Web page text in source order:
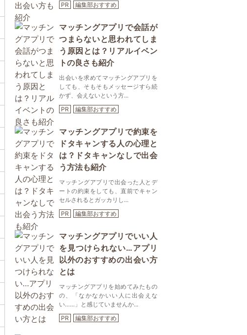
PR
編集部おすすめ
マッチングアプリで会話が
つまらないと思われてしま
う原因とは？リアルイベン
トの良さも紹介
出会いを求めてマッチングアプリを
しても、そもそもメッセージすら続
かず、会えないという方...
PR
編集部おすすめ
マッチングアプリで約束を
ドタキャンする人の心理と
は？ドタキャンなしで出会
う方法も紹介
マッチングアプリで出会った人とデ
ートの約束をしても、直前でキャン
セルされるとガッカリし...
PR
編集部おすすめ
マッチングアプリでいい人
を見つけられない…アプリ
以外のおすすめの出会い方
とは
マッチングアプリを始めてみたもの
の、「なかなかいい人に出会えな
い……」と感じていませんか...
PR
編集部おすすめ